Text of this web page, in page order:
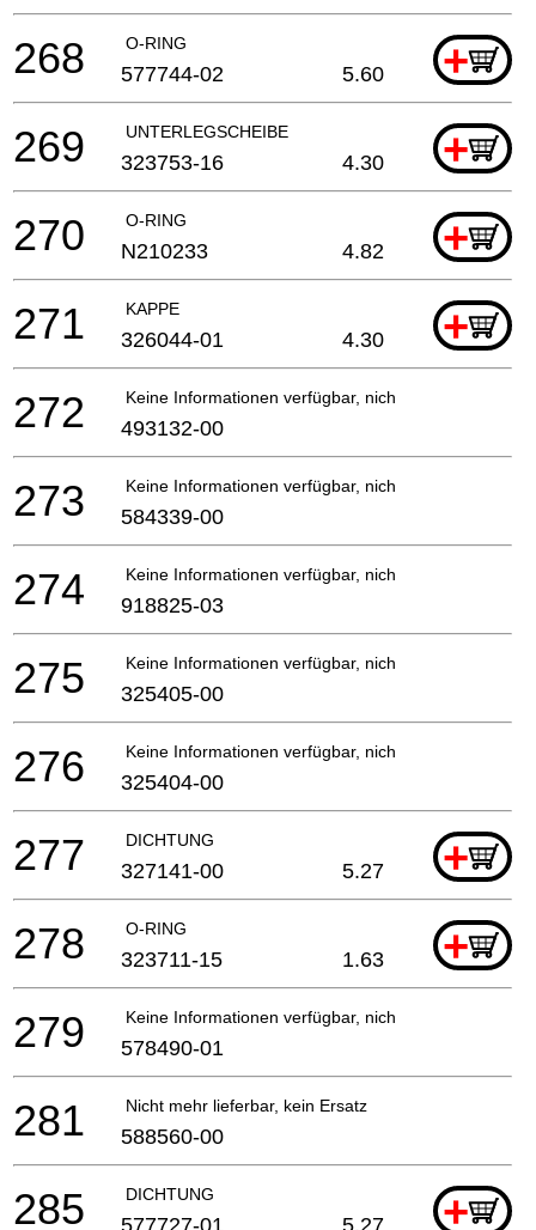
O-RING +
268 577744-02 5.60
UNTERLEGSCHEIBE +
269 323753-16 4.30
O-RING +
270 N210233 4.82
KAPPE +
271 326044-01 4.30
Keine Informationen verfügbar, nicht bestellbar
272 493132-00
Keine Informationen verfügbar, nicht bestellbar
273 584339-00
Keine Informationen verfügbar, nicht bestellbar
274 918825-03
Keine Informationen verfügbar, nicht bestellbar
275 325405-00
Keine Informationen verfügbar, nicht bestellbar
276 325404-00
DICHTUNG +
277 327141-00 5.27
O-RING +
278 323711-15 1.63
Keine Informationen verfügbar, nicht bestellbar
279 578490-01
Nicht mehr lieferbar, kein Ersatz
281 588560-00
DICHTUNG +
285